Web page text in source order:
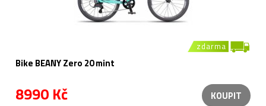
zdarma
Bike BEANY Zero 20 mint
8990 Kč KOUPIT